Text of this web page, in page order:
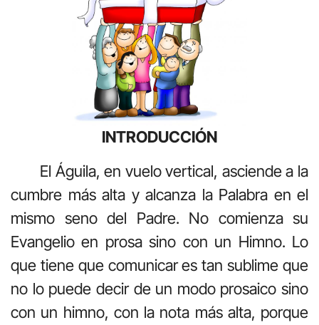
INTRODUCCIÓN
El Águila, en vuelo vertical, asciende a la
cumbre más alta y alcanza la Palabra en el
mismo seno del Padre. No comienza su
Evangelio en prosa sino con un Himno. Lo
que tiene que comunicar es tan sublime que
no lo puede decir de un modo prosaico sino
con un himno, con la nota más alta, porque